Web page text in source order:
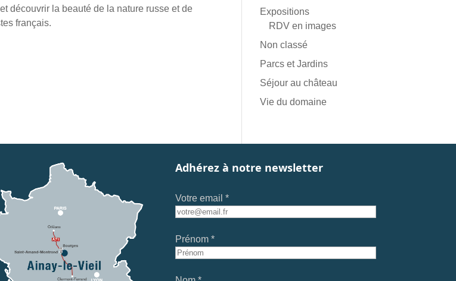
découvrir la beauté de la nature russe et de
français.
Expositions
RDV en images
Non classé
Parcs et Jardins
Séjour au château
Vie du domaine
Adhérez à notre newsletter
Votre email *
Prénom *